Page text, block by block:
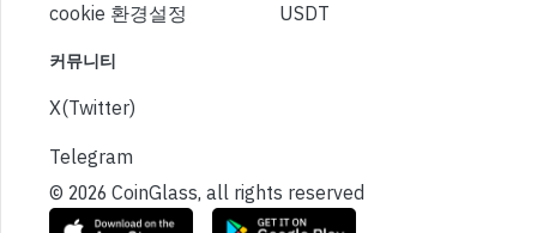
cookie 환경설정 USDT
커뮤니티
X(Twitter)
Telegram
© 2026 CoinGlass, all rights reserved